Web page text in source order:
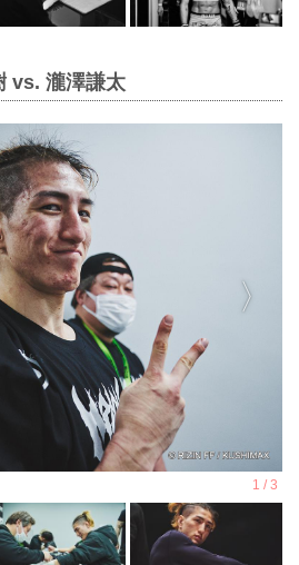
vs. 瀧澤謙太